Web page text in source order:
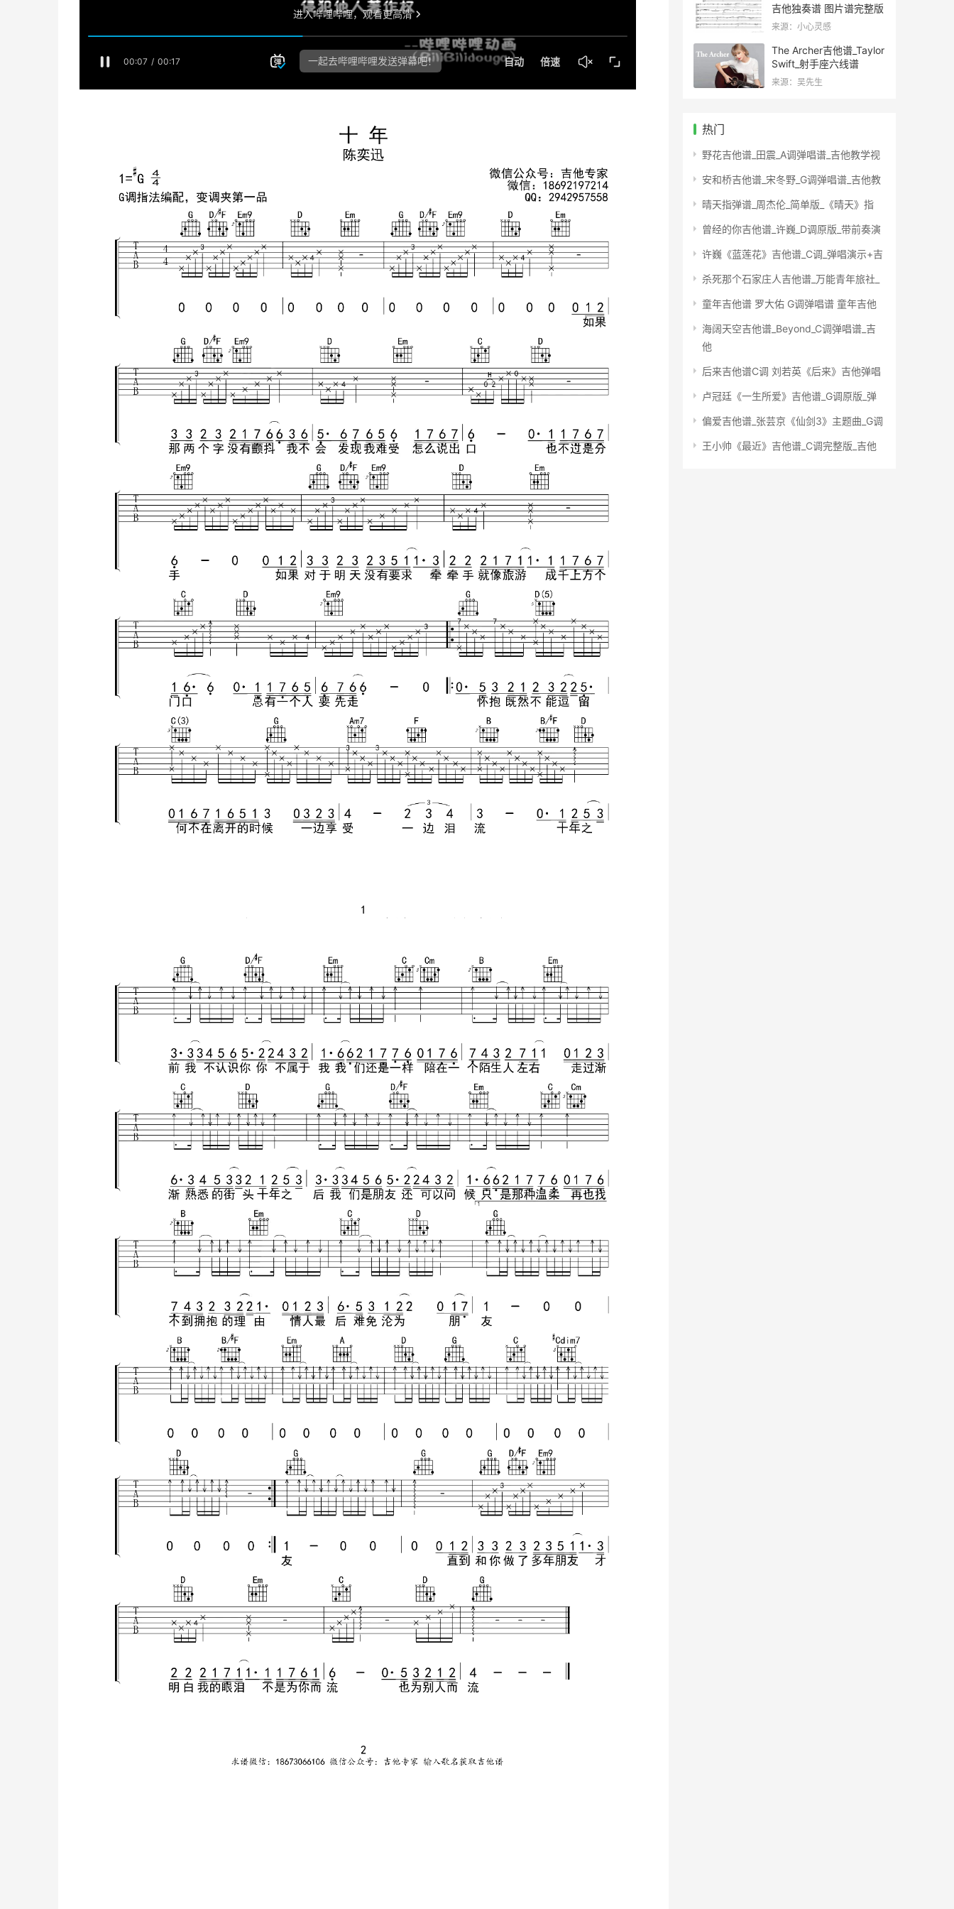
吉他独奏谱 图片谱完整版
来源：小心灵感
The Archer吉他谱_Taylor
Swift_射手座六线谱
来源：吴先生
热门
野花吉他谱_田震_A调弹唱谱_吉他教学视
安和桥吉他谱_宋冬野_G调弹唱谱_吉他教
晴天指弹谱_周杰伦_简单版_《晴天》指
曾经的你吉他谱_许巍_D调原版_带前奏演
许巍《蓝莲花》吉他谱_C调_弹唱演示+吉
杀死那个石家庄人吉他谱_万能青年旅社_
童年吉他谱 罗大佑 G调弹唱谱 童年吉他
海阔天空吉他谱_Beyond_C调弹唱谱_吉
他
后来吉他谱C调 刘若英《后来》吉他弹唱
卢冠廷《一生所爱》吉他谱_G调原版_弹
偏爱吉他谱_张芸京《仙剑3》主题曲_G调
王小帅《最近》吉他谱_C调完整版_吉他